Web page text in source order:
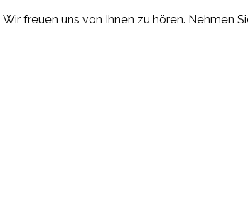
freuen uns von Ihnen zu hören. Nehmen